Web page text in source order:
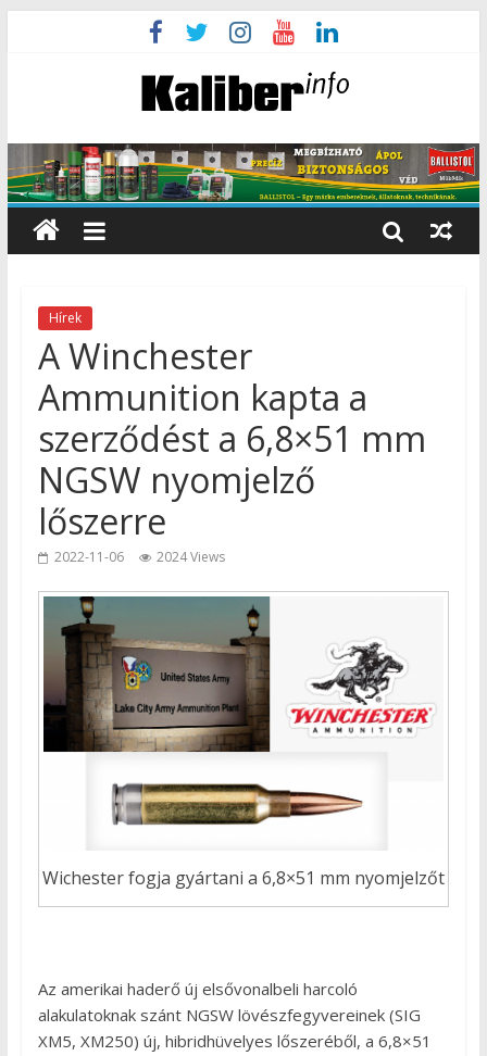
Hírek
A Winchester
Ammunition kapta a
szerződést a 6,8×51 mm
NGSW nyomjelző
lőszerre
2022-11-06 2024 Views
Wichester fogja gyártani a 6,8×51 mm nyomjelzőt
Az amerikai haderő új elsővonalbeli harcoló
alakulatoknak szánt NGSW lövészfegyvereinek (SIG
XM5, XM250) új, hibridhüvelyes lőszeréből, a 6,8×51